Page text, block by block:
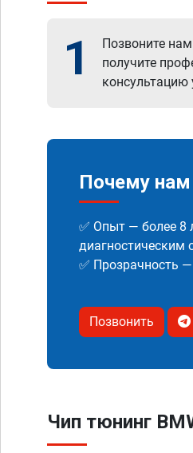
1 Позвоните нам
получите
консультацию
Почему
✅ Опыт — более 8
диагностическим
✅ Прозрачность
Позвонить
Чип тюнинг